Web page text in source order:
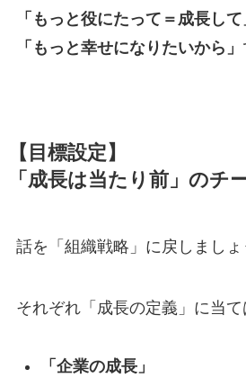
「もっと役にたって＝成長して
「もっと幸せになりたいから」
【目標設定】
「成長は当たり前」のチ
話を「組織戦略」に戻しましょ
それぞれ「成長の定義」に当
「企業の成長」